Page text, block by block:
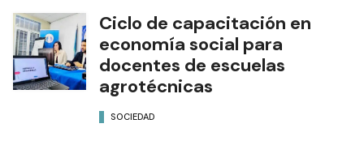
Ciclo de capacitación en
economía social para
docentes de escuelas
agrotécnicas
SOCIEDAD